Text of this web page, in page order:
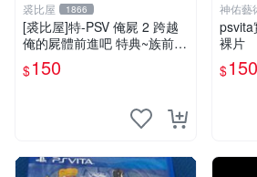
裘比屋 1866
[裘比屋]特-PSV 俺屍 2 跨越
俺的屍體前進吧 特典~族前傳
漫畫特輯(約82頁) 616
$150
神佑藝
psvita
裸片
$150